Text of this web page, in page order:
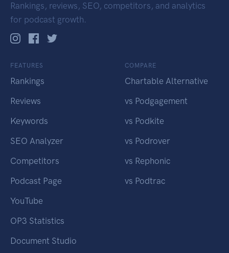
Rankings, reviews, SEO, competitors, and analytics
for podcast growth.
FEATURES
Rankings
Reviews
Keywords
SEO Analyzer
Competitors
Podcast Page
YouTube
OP3 Statistics
Document Studio
COMPARE
Chartable Alternative
vs Podgagement
vs Podkite
vs Podrover
vs Rephonic
vs Podtrac